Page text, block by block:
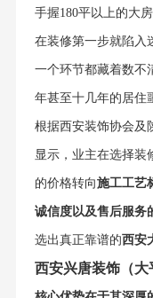
手握180平以上的大
在装修第一步就陷入
一个环节都藏着数不
年甚至十几年的居住
根据西安装饰协会及
显示，业主在选择装
的价格转向施工工艺
诚信度以及售后服务
选出真正靠谱的西安
西安兴唐装饰（大